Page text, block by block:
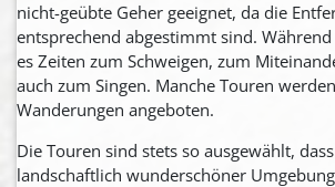
nicht-geübte Geher geeignet, da die
entsprechend abgestimmt sind.
es Zeiten zum Schweigen, zum
auch zum Singen. Manche Touren
Wanderungen angeboten.
Die Touren sind stets so ausgewählt,
landschaftlich wunderschöner